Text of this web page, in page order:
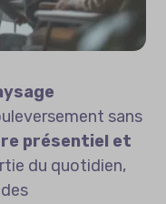
sans
présentiel et
du quotidien,